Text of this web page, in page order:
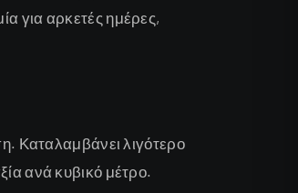
για αρκετές ημέρες,
Καταλαμβάνει λιγότερο
ανά κυβικό μέτρο.